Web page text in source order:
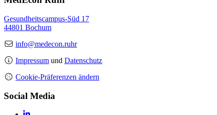
Gesundheitscampus-Süd 17
44801 Bochum
info@medecon.ruhr
Impressum und Datenschutz
Cookie-Präferenzen ändern
Social Media